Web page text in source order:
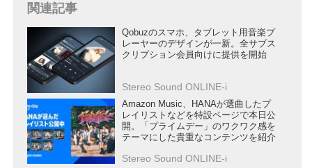
関連記事
Qobuzのスマホ、タブレット用音楽プ
レーヤーのデザインが一新。全サブス
クリプション会員向けに提供を開始
Stereo Sound ONLINE-i
Amazon Music、HANAが選曲したプ
レイリストなどを特設ページで本日公
開。「プライムデー」のワクワク感を
テーマにした貴重なコンテンツを紹介
Stereo Sound ONLINE-i